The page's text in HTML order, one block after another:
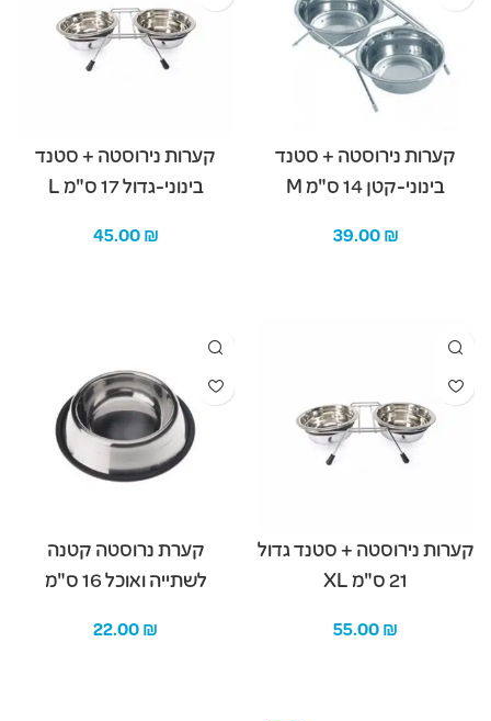
קערות נירוסטה + סטנד
בינוני-קטן 14 ס"מ M
39.00 ₪
קערות נירוסטה + סטנד
בינוני-גדול 17 ס"מ L
45.00 ₪
קערות נירוסטה + סטנד גדול
21 ס"מ XL
55.00 ₪
קערת נרוסטה קטנה
לשתייה ואוכל 16 ס"מ
22.00 ₪